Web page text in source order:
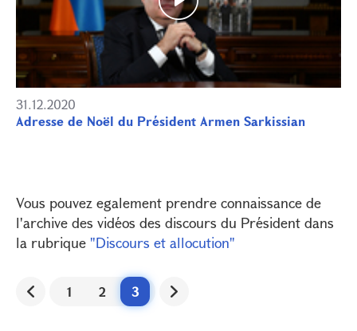
31.12.2020
Adresse de Noël du Président Armen Sarkissian
Vous pouvez egalement prendre connaissance de
l'archive des vidéos des discours du Président dans
la rubrique "Discours et allocution"
1 2 3